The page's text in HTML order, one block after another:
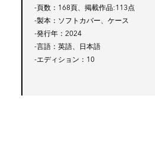
-頁数
168頁、掲載作品:113点
-製本
ソフトカバー、ケース
-発行年
2024
-言語
英語、日本語
-エディション
10